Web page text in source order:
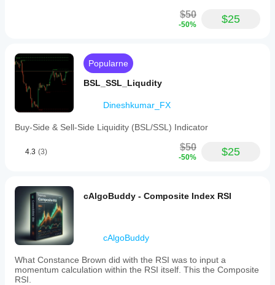
$50
-50% $25
Popularne
BSL_SSL_Liqudity
Dineshkumar_FX
Buy-Side & Sell-Side Liquidity (BSL/SSL) Indicator
4.3 (3) $50
-50% $25
cAlgoBuddy - Composite Index RSI
cAlgoBuddy
What Constance Brown did with the RSI was to input a
momentum calculation within the RSI itself. This the Composite
RSI.